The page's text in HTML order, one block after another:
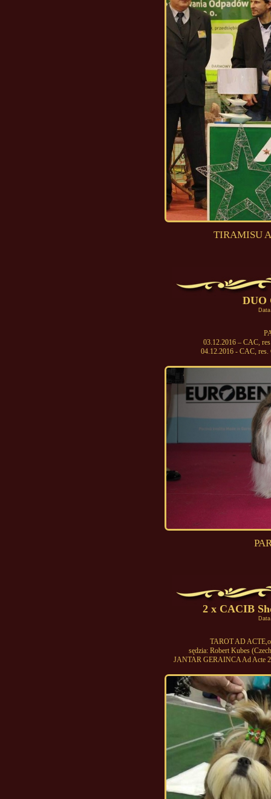
TIRAMISU
DUO
03.12.2016 – CAC,
04.12.2016 - CAC,
2 x CACIB
TAROT AD
sędzia: Robert Kubes
JANTAR GERAINCA Ad Acte